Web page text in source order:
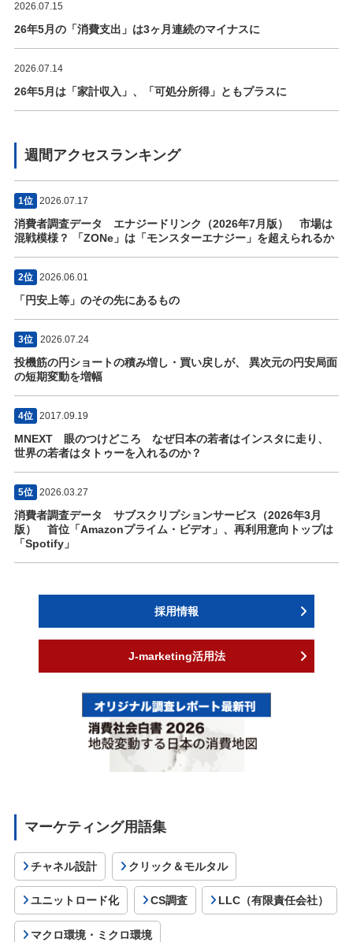
2026.07.15
26年5月の「消費支出」は3ヶ月連続のマイナスに
2026.07.14
26年5月は「家計収入」、「可処分所得」ともプラスに
週間アクセスランキング
1位 2026.07.17
消費者調査データ エナジードリンク（2026年7月版） 市場は
混戦模様？ 「ZONe」は「モンスターエナジー」を超えられるか
2位 2026.06.01
「円安上等」のその先にあるもの
3位 2026.07.24
投機筋の円ショートの積み増し・買い戻しが、 異次元の円安局面
の短期変動を増幅
4位 2017.09.19
MNEXT 眼のつけどころ なぜ日本の若者はインスタに走り、
世界の若者はタトゥーを入れるのか？
5位 2026.03.27
消費者調査データ サブスクリプションサービス（2026年3月
版） 首位「Amazonプライム・ビデオ」、再利用意向トップは
「Spotify」
採用情報
J-marketing活用法
マーケティング用語集
チャネル設計 クリック＆モルタル
ユニットロード化 CS調査 LLC（有限責任会社）
マクロ環境・ミクロ環境